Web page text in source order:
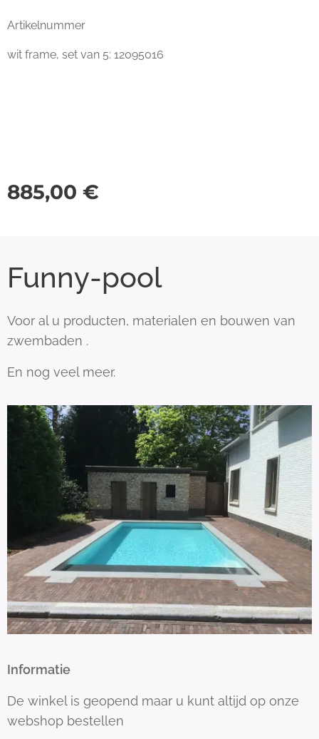
Artikelnummer
wit frame, set van 5: 12095016
885,00 €
Funny-pool
Voor al u producten, materialen en bouwen van
zwembaden .
En nog veel meer.
Informatie
De winkel is geopend maar u kunt altijd op onze
webshop bestellen